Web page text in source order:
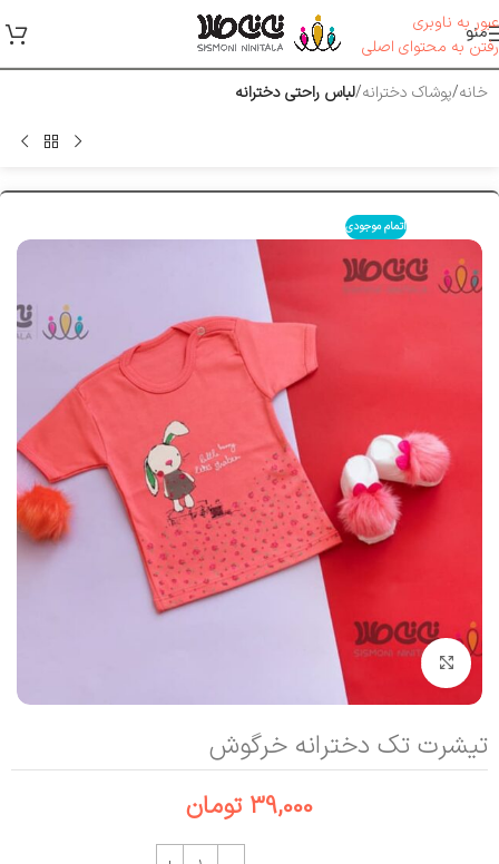
عبور به ناوبری
رفتن به محتوای اصلی
منو
خانه پوشاک دخترانه لباس راحتی دخترانه
اتمام موجودی
بزرگنمایی تصویر
تیشرت تک دخترانه خرگوش
39,000 تومان